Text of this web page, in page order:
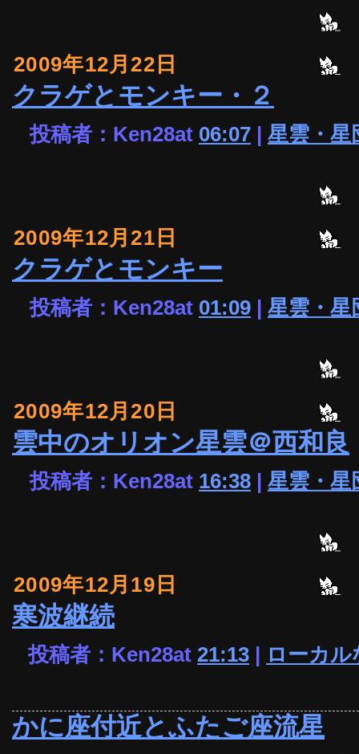
2009年12月22日
クラゲとモンキー・２
投稿者：Ken28at 06:07 | 星雲・星
2009年12月21日
クラゲとモンキー
投稿者：Ken28at 01:09 | 星雲・星
2009年12月20日
雲中のオリオン星雲＠西和良
投稿者：Ken28at 16:38 | 星雲・星
2009年12月19日
寒波継続
投稿者：Ken28at 21:13 | ローカル
かに座付近とふたご座流星